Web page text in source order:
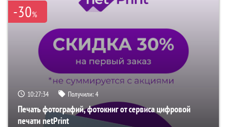
-30%
10:27:33 Получили:4
Печать фотографий, фотокниг от сервиса цифровой
печати netPrint